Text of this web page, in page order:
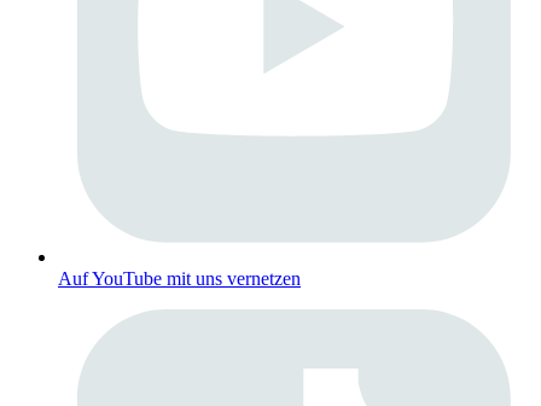
Auf YouTube mit uns vernetzen